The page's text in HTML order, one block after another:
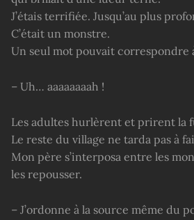
J’étais terrifiée. Jusqu’au plus
C’était un monstre.
Un seul mot pouvait correspondre
– Uh… aaaaaaaah !
Les adultes hurlèrent et prirent la
Le reste du village ne tarda pas à
Mon père s’interposa entre les
les repousser.
– J’ordonne à la source même du